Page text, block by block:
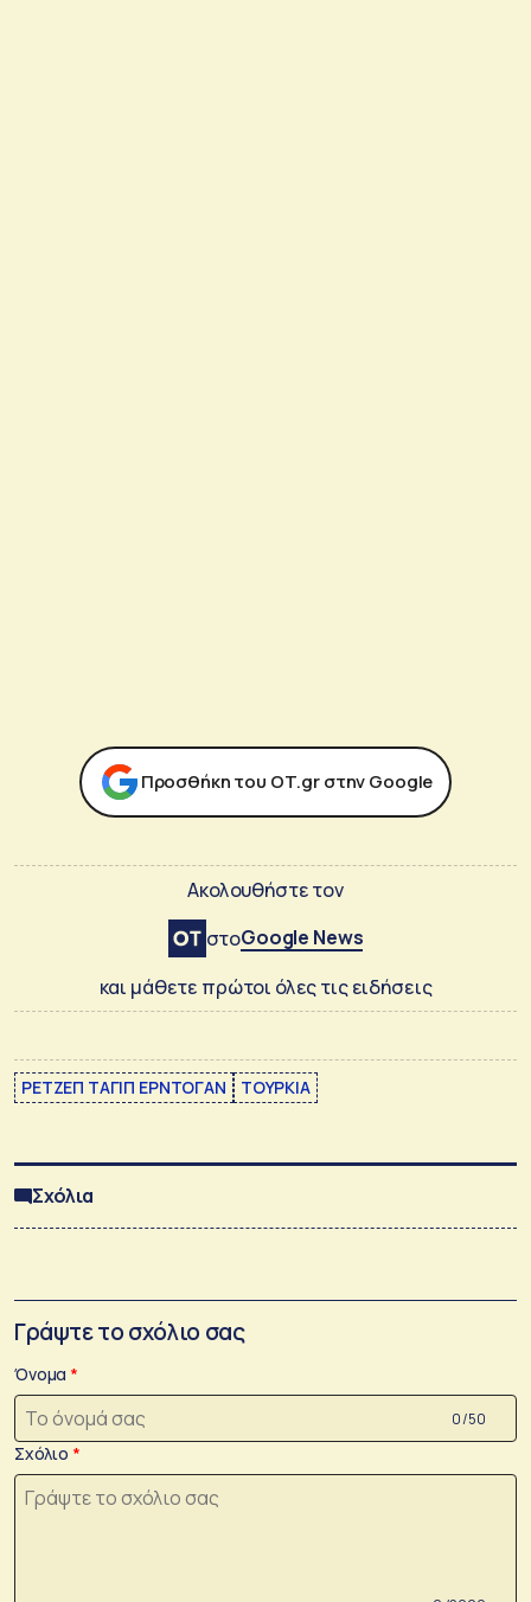
Προσθήκη του ΟΤ.gr στην Google
Ακολουθήστε τον
στοGoogle News
και μάθετε πρώτοι όλες τις ειδήσεις
ΡΕΤΖΕΠ ΤΑΓΙΠ ΕΡΝΤΟΓΑΝ ΤΟΥΡΚΙΑ
Σχόλια
Γράψτε το σχόλιο σας
Όνομα
0 /50
Σχόλιο